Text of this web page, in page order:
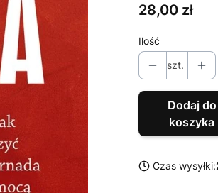
Cena
28,00 zł
Ilość
szt.
Dodaj do
koszyka
Czas wysyłki: